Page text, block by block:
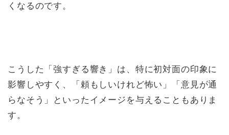
くなるのです。
こうした「強すぎる響き」は、特に初対面の印象に
影響しやすく、「頼もしいけれど怖い」「意見が通
らなそう」といったイメージを与えることもありま
す。